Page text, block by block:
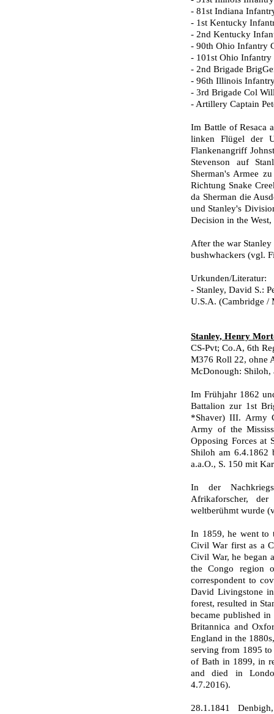
- 81st Indiana
- 1st Kentucky
- 2nd Kentucky
- 90th Ohio Infantry
- 101st Ohio
- 2nd Brigade
- 96th Illinois
- 3rd Brigade Col
- Artillery Captain
Im Battle of Resaca
linken Flügel der
Flankenangriff
Stevenson auf
Sherman's Armee
Richtung Snake
da Sherman die
und Stanley's
Decision in the
After the war Stanley
bushwhackers (vgl.
Urkunden/Literatur:
- Stanley, David S.:
U.S.A. (Cambridge /
Stanley, Henry
CS-Pvt; Co.A, 6th
M376 Roll 22, ohne
McDonough: Shiloh,
Im Frühjahr 1862
Battalion zur 1st
*Shaver) III. Army
Army of the
Opposing Forces at
Shiloh am 6.4.1862
a.a.O., S. 150 mit
In der
Afrikaforscher,
weltberühmt wurde
In 1859, he went to
Civil War first as a
Civil War, he began
the Congo region
correspondent to
David Livingstone
forest, resulted in
became published
Britannica and
England in the
serving from 1895
of Bath in 1899, in
and died in
4.7.2016).
28.1.1841